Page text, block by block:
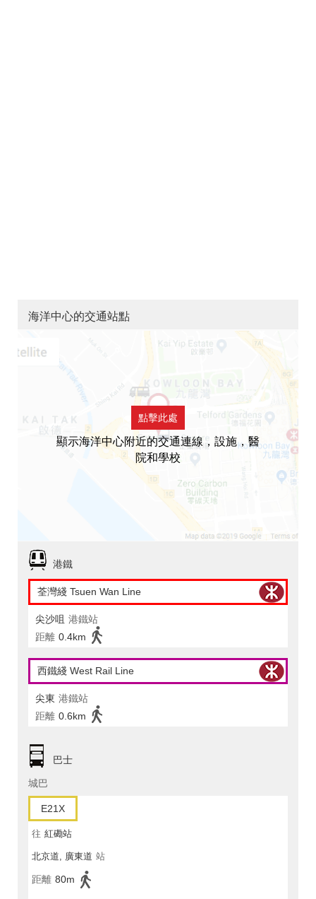
海洋中心的交通站點
點擊此處
顯示海洋中心附近的交通連線，設施，醫
院和學校
港鐵
荃灣綫 Tsuen Wan Line
尖沙咀 港鐵站
距離 0.4km
西鐵綫 West Rail Line
尖東 港鐵站
距離 0.6km
巴士
城巴
E21X
往 紅磡站
北京道, 廣東道 站
距離 80m